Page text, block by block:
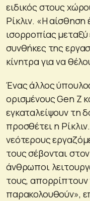
ειδικός στους
Ρίκλιν. «Η αίσθηση
ισορροπίας μεταξύ
συνθήκες της
κίνητρα για να
Ένας άλλος
ορισμένους Gen Z
εγκαταλείψουν τη
προσθέτει η
νεότερους
τους σέβονται
άνθρωποι
τους, απορρίπτουν
παρακολουθούν»,